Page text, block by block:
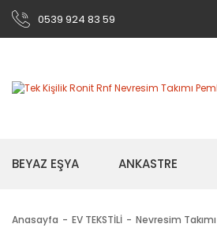
0539 924 83 59
BEYAZ EŞYA ANKASTRE
Anasayfa EV TEKSTİLİ Nevresim Takımı